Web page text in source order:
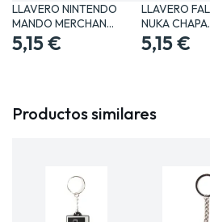
LLAVERO NINTENDO
MANDO MERCHAN
VIDEOJUEGOS…
5,15 €
LLAVERO
NUKA CHAPA
5,15 €
Productos similares